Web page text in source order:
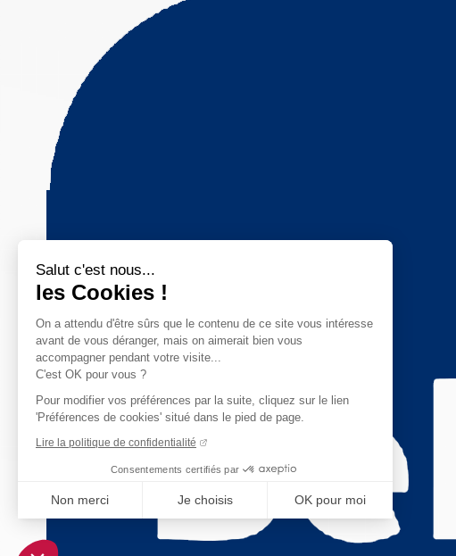
Salut c'est nous...
les Cookies !
On a attendu d'être sûrs que le contenu de ce site vous intéresse
avant de vous déranger, mais on aimerait bien vous
accompagner pendant votre visite...
C'est OK pour vous ?
Pour modifier vos préférences par la suite, cliquez sur le lien
'Préférences de cookies' situé dans le pied de page.
Lire la politique de confidentialité
Consentements certifiés par
Non merci Je choisis OK pour moi
Plateforme de Gestion du Consentement : Personnalisez vos Options